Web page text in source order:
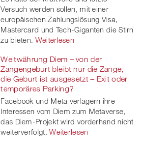
Versuch werden sollen, mit einer
europäischen Zahlungslösung Visa,
Mastercard und Tech-Giganten die Stirn
zu bieten. Weiterlesen
Weltwährung Diem – von der
Zangengeburt bleibt nur die Zange,
die Geburt ist ausgesetzt – Exit oder
temporäres Parking?
Facebook und Meta verlagern ihre
Interessen vom Diem zum Metaverse,
das Diem-Projekt wird vorderhand nicht
weiterverfolgt. Weiterlesen